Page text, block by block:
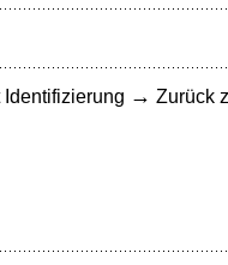
Identifizierung → Zurück